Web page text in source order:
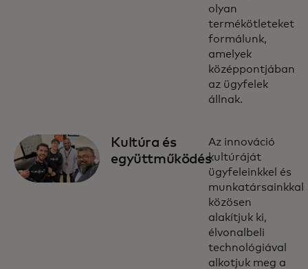
olyan
termékötleteket
formálunk,
amelyek
középpontjában
az ügyfelek
állnak.
Kultúra és
együttműködés
Az innováció
kultúráját
ügyfeleinkkel és
munkatársainkkal
közösen
alakítjuk ki,
élvonalbeli
technológiával
alkotjuk meg a